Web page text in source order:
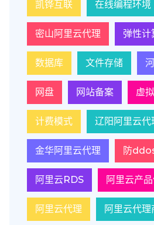
凯铧互联 在线编程环境
密山阿里云代理 弹性计
数据库 文件存储
网盘 网站备案 虚
计费模式 辽阳阿里云代
金华阿里云代理 防
阿里云RDS 阿里云产
阿里云代理 阿里云代理